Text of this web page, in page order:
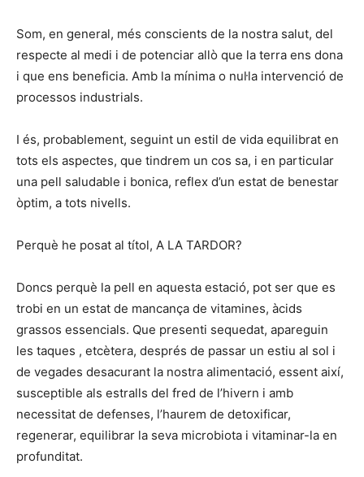
Som, en general, més conscients de la nostra salut, del
respecte al medi i de potenciar allò que la terra ens dona
i que ens beneficia. Amb la mínima o nul·la intervenció de
processos industrials.
I és, probablement, seguint un estil de vida equilibrat en
tots els aspectes, que tindrem un cos sa, i en particular
una pell saludable i bonica, reflex d’un estat de benestar
òptim, a tots nivells.
Perquè he posat al títol, A LA TARDOR?
Doncs perquè la pell en aquesta estació, pot ser que es
trobi en un estat de mancança de vitamines, àcids
grassos essencials. Que presenti sequedat, apareguin
les taques , etcètera, després de passar un estiu al sol i
de vegades desacurant la nostra alimentació, essent així,
susceptible als estralls del fred de l’hivern i amb
necessitat de defenses, l’haurem de detoxificar,
regenerar, equilibrar la seva microbiota i vitaminar-la en
profunditat.